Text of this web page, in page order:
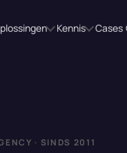
Kennis Cases
· SINDS 2011